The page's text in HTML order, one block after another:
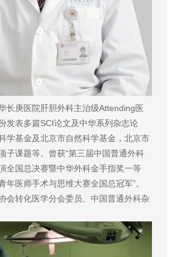
庚医院肝胆外科主治级Attending医
发表多篇SCI论文及中华系列杂志论
学基金及北京市自然科学基金，北京市
子课题等。曾获“第三届中国普通外科
全国总决赛暨中华外科金手指奖一等
年医师手术与思维大赛全国总冠军”。
会转化医学分会委员、中国普通外科杂